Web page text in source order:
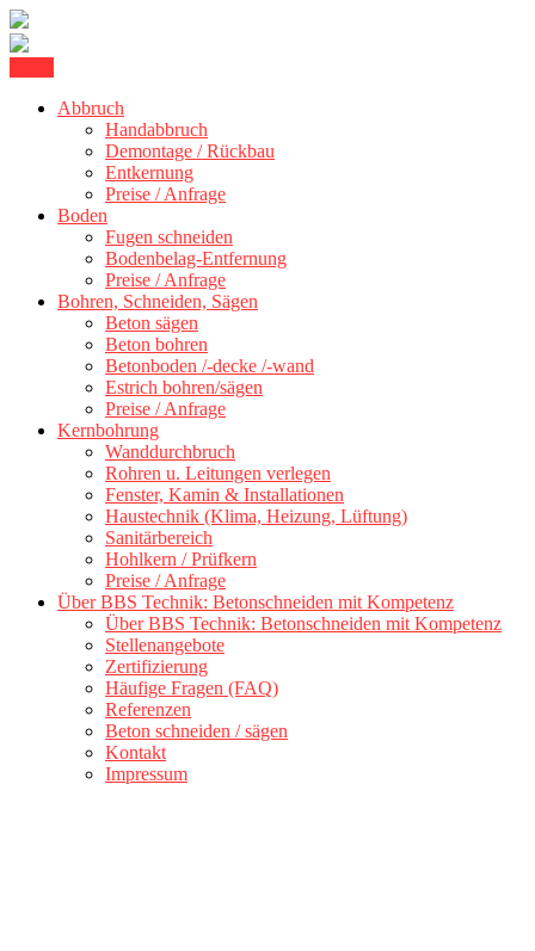
content
BBS Technik GmbH
300 kmAbbruch
Handabbruch
Demontage / Rückbau
Entkernung
Preise / Anfrage
Boden
Fugen schneiden
Bodenbelag-Entfernung
Preise / Anfrage
Bohren, Schneiden, Sägen
Beton sägen
Beton bohren
Betonboden /-decke /-wand
Estrich bohren/sägen
Preise / Anfrage
Kernbohrung
Wanddurchbruch
Rohren u. Leitungen verlegen
Fenster, Kamin & Installationen
Haustechnik (Klima, Heizung, Lüftung)
Sanitärbereich
Hohlkern / Prüfkern
Preise / Anfrage
Über BBS Technik: Betonschneiden mit Kompetenz
Über BBS Technik: Betonschneiden mit Kompetenz
Stellenangebote
Zertifizierung
Häufige Fragen (FAQ)
Referenzen
Beton schneiden / sägen
Kontakt
Impressum